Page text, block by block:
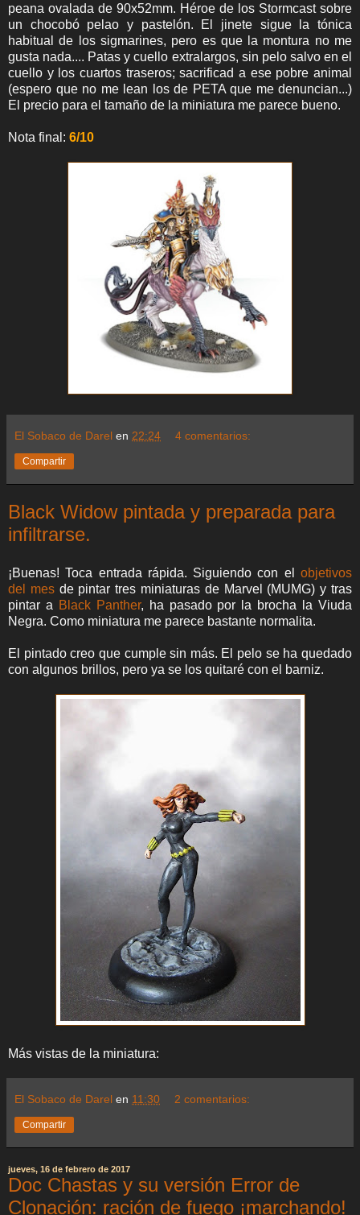
peana ovalada de 90x52mm. Héroe de los Stormcast sobre
un chocobó pelao y pastelón. El jinete sigue la tónica
habitual de los sigmarines, pero es que la montura no me
gusta nada.... Patas y cuello extralargos, sin pelo salvo en el
cuello y los cuartos traseros; sacrificad a ese pobre animal
(espero que no me lean los de PETA que me denuncian...)
El precio para el tamaño de la miniatura me parece bueno.
Nota final: 6/10
El Sobaco de Darel en 22:24 4 comentarios:
Compartir
Black Widow pintada y preparada para
infiltrarse.
¡Buenas! Toca entrada rápida. Siguiendo con el objetivos
del mesde pintar tres miniaturas de Marvel (MUMG) y tras
pintar a Black Panther, ha pasado por la brocha la Viuda
Negra. Como miniatura me parece bastante normalita.
El pintado creo que cumple sin más. El pelo se ha quedado
con algunos brillos, pero ya se los quitaré con el barniz.
Más vistas de la miniatura:
El Sobaco de Darel en 11:30 2 comentarios:
Compartir
jueves, 16 de febrero de 2017
Doc Chastas y su versión Error de
Clonación: ración de fuego ¡marchando!